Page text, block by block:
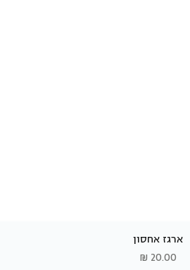
תצוגה מהירה
ארגז אחסון
מחיר